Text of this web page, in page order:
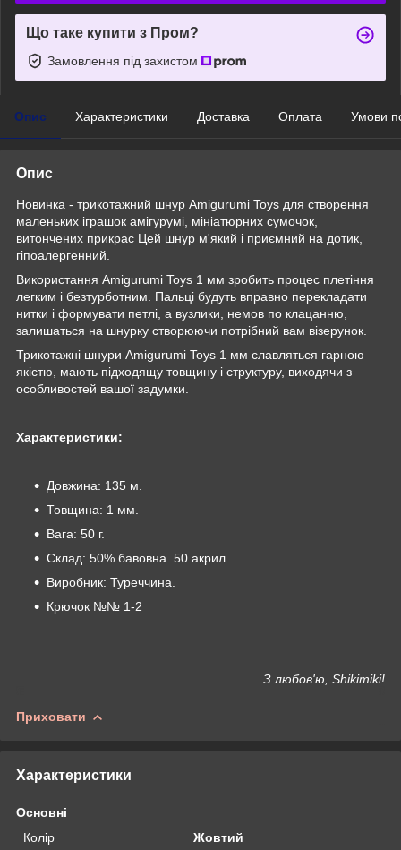
Що таке купити з Пром?
Замовлення під захистом
Опис Характеристики Доставка Оплата Умови
Опис
Новинка - трикотажний шнур Amigurumi Toys для створення
маленьких іграшок амігурумі, мініатюрних сумочок,
витончених прикрас Цей шнур м'який і приємний на дотик,
гіпоалергенний.
Використання Amigurumi Toys 1 мм зробить процес плетіння
легким і безтурботним. Пальці будуть вправно перекладати
нитки і формувати петлі, а вузлики, немов по клацанню,
залишаться на шнурку створюючи потрібний вам візерунок.
Трикотажні шнури Amigurumi Toys 1 мм славляться гарною
якістю, мають підходящу товщину і структуру, виходячи з
особливостей вашої задумки.
Характеристики:
Довжина: 135 м.
Товщина: 1 мм.
Вага: 50 г.
Склад: 50% бавовна. 50 акрил.
Виробник: Туреччина.
Крючок №№ 1-2
З любов'ю, Shikimiki!
Приховати
Характеристики
Основні
Колір
Жовтий